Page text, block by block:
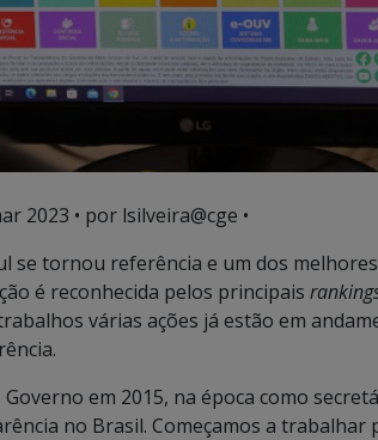
2023 • por lsilveira@cge •
se tornou referência e um dos
é reconhecida pelos principais
várias ações já estão em
em 2015, na época como
no Brasil. Começamos a